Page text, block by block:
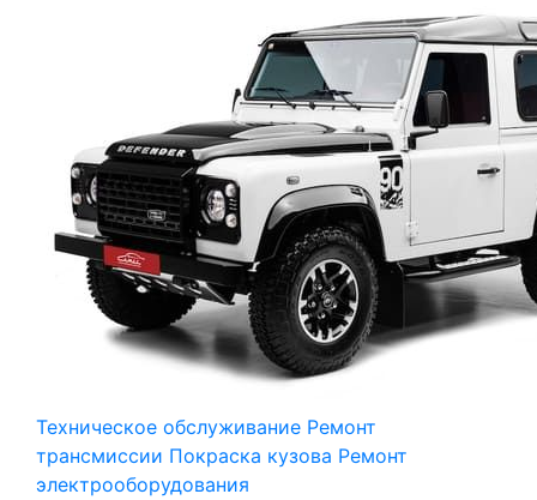
Техническое обслуживание Ремонт
трансмиссии Покраска кузова Ремонт
электрооборудования